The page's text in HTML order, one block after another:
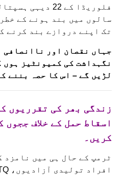
تک اپنے دروازے بند کرنے
جہاں نقصان اور ناانصافی
نگہداشت کی کمیونٹیز ہوں
لڑیں گے – اس کا حصہ بننے
زندگی بھر کی تقرریوں
اسقاط حمل کے خلاف
کریں۔
ٹرمپ کے حال ہی میں نامزد